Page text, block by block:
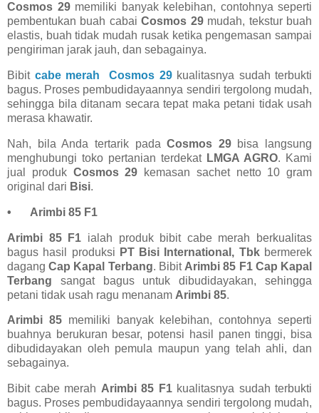
Cosmos 29memiliki banyak kelebihan, contohnya seperti
pembentukan buah cabaiCosmos 29mudah, tekstur buah
elastis, buah tidak mudah rusak ketika pengemasan sampai
pengiriman jarak jauh, dan sebagainya.
Bibit cabe merah Cosmos 29kualitasnya sudah terbukti
bagus. Proses pembudidayaannya sendiri tergolong mudah,
sehingga bila ditanam secara tepat maka petani tidak usah
merasa khawatir.
Nah, bila Anda tertarik padaCosmos 29bisa langsung
menghubungi toko pertanian terdekat LMGA AGRO. Kami
jual produk Cosmos 29 kemasan sachet netto 10 gram
original dari Bisi.
• Arimbi 85 F1
Arimbi 85 F1 ialah produk bibit cabe merah berkualitas
bagus hasil produksi PT Bisi International, Tbk bermerek
dagangCap Kapal Terbang. Bibit Arimbi 85 F1 Cap Kapal
Terbang sangat bagus untuk dibudidayakan, sehingga
petani tidak usah ragu menanam Arimbi 85.
Arimbi 85memiliki banyak kelebihan, contohnya seperti
buahnya berukuran besar, potensi hasil panen tinggi, bisa
dibudidayakan oleh pemula maupun yang telah ahli, dan
sebagainya.
Bibit cabe merah Arimbi 85 F1kualitasnya sudah terbukti
bagus. Proses pembudidayaannya sendiri tergolong mudah,